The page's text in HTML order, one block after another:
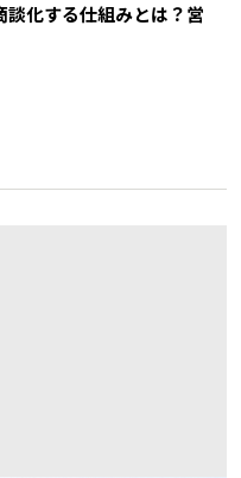
化する仕組みとは？営